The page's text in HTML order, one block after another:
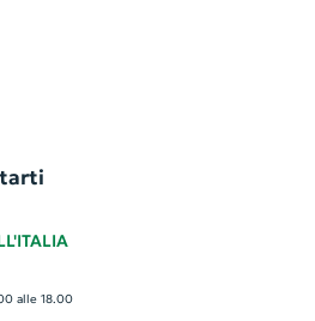
alle 18.00